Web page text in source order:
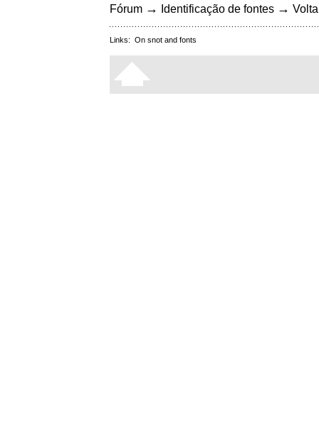
Fórum → Identificação de fontes →
Links: On snot and fonts